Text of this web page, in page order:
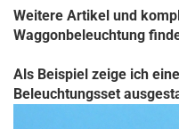
Weitere Artikel und
Waggonbeleuchtung
Als Beispiel zeige ich
Beleuchtungsset